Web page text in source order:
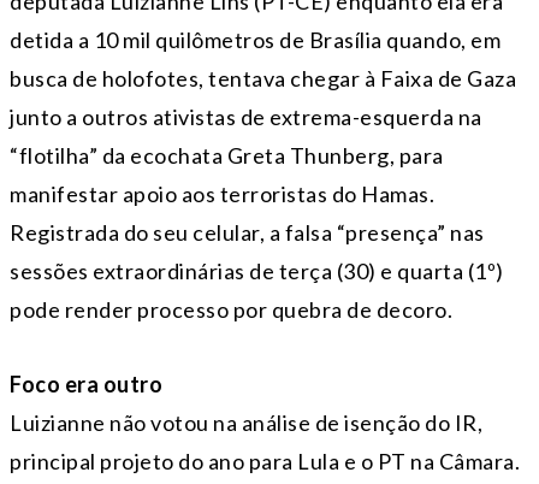
detida a 10 mil quilômetros de Brasília quando, em
busca de holofotes, tentava chegar à Faixa de Gaza
junto a outros ativistas de extrema-esquerda na
“flotilha” da ecochata Greta Thunberg, para
manifestar apoio aos terroristas do Hamas.
Registrada do seu celular, a falsa “presença” nas
sessões extraordinárias de terça (30) e quarta (1º)
pode render processo por quebra de decoro.
Foco era outro
Luizianne não votou na análise de isenção do IR,
principal projeto do ano para Lula e o PT na Câmara.